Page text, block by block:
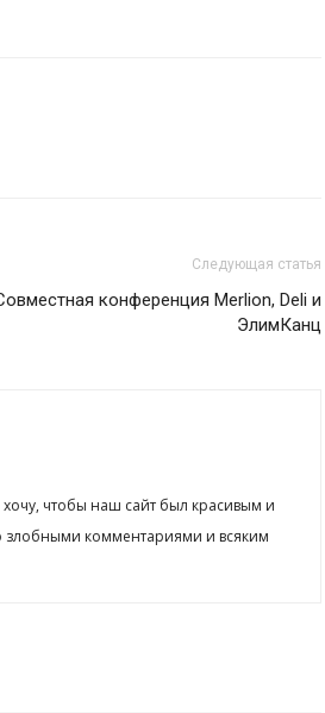
Следующая статья
конференция Merlion, Deli и
ЭлимКанц
чтобы наш сайт был красивым и
злобными комментариями и всяким